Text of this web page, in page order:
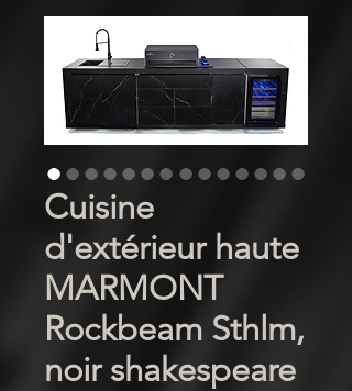
Cuisine
d'extérieur haute
MARMONT
Rockbeam Sthlm,
noir shakespeare